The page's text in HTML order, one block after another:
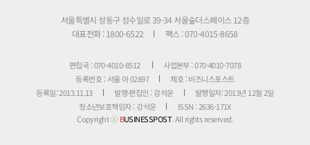
서울특별시 성동구 성수일로 39-34 서울숲더스페이스 12층
대표전화 : 1800-6522
팩스 : 070-4015-8658
편집국 : 070-4010-8512
사업본부 : 070-4010-7078
등록번호 : 서울 아 02897
제호 : 비즈니스포스트
등록일: 2013.11.13
발행·편집인 : 강석운
발행일자: 2013년 12월 2일
청소년보호책임자 : 강석운
ISSN : 2636-171X
Copyright ⓒBUSINESSPOST. All rights reserved.